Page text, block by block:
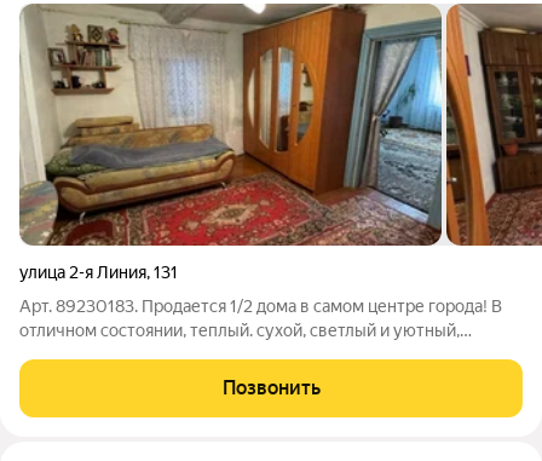
улица 2-я Линия,131
Арт. 89230183. Продается 1/2 дома в самом центре города! В
отличном состоянии, теплый. сухой, светлый и уютный,
центральное, канализация септик, печное отопление.
Оформление подключения газа в процессе.
Позвонить